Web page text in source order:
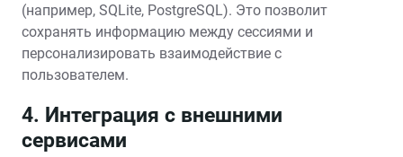
(например, SQLite, PostgreSQL). Это позволит
сохранять информацию между сессиями и
персонализировать взаимодействие с
пользователем.
4. Интеграция с внешними
сервисами